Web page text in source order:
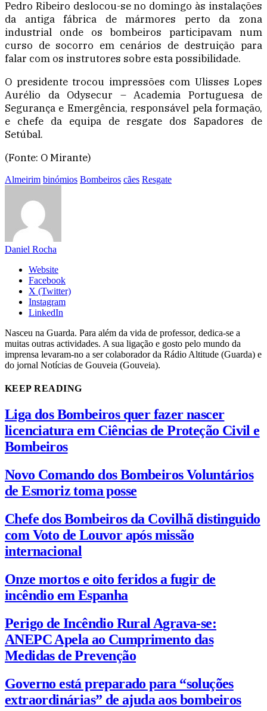
Pedro Ribeiro deslocou-se no domingo às instalações
da antiga fábrica de mármores perto da zona
industrial onde os bombeiros participavam num
curso de socorro em cenários de destruição para
falar com os instrutores sobre esta possibilidade.
O presidente trocou impressões com Ulisses Lopes
Aurélio da Odysecur – Academia Portuguesa de
Segurança e Emergência, responsável pela formação,
e chefe da equipa de resgate dos Sapadores de
Setúbal.
(Fonte: O Mirante)
Almeirim binómios Bombeiros cães Resgate
Daniel Rocha
Website
Facebook
X (Twitter)
Instagram
LinkedIn
Nasceu na Guarda. Para além da vida de professor, dedica-se a
muitas outras actividades. A sua ligação e gosto pelo mundo da
imprensa levaram-no a ser colaborador da Rádio Altitude (Guarda) e
do jornal Notícias de Gouveia (Gouveia).
KEEP READING
Liga dos Bombeiros quer fazer nascer
licenciatura em Ciências de Proteção Civil e
Bombeiros
Novo Comando dos Bombeiros Voluntários
de Esmoriz toma posse
Chefe dos Bombeiros da Covilhã distinguido
com Voto de Louvor após missão
internacional
Onze mortos e oito feridos a fugir de
incêndio em Espanha
Perigo de Incêndio Rural Agrava-se:
ANEPC Apela ao Cumprimento das
Medidas de Prevenção
Governo está preparado para “soluções
extraordinárias” de ajuda aos bombeiros